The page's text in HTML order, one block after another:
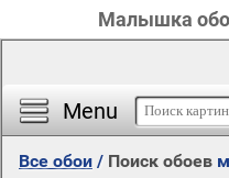
Малышка
Menu
Все обои / Поиск обоев